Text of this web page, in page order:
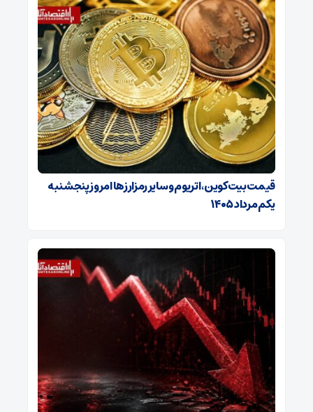
قیمت بیت‌کوین، اتریوم و سایر رمزارزها امروز پنجشنبه
یکم مرداد ۱۴۰۵